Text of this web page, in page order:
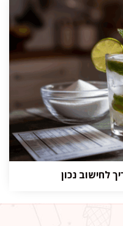
לחישוב נכון